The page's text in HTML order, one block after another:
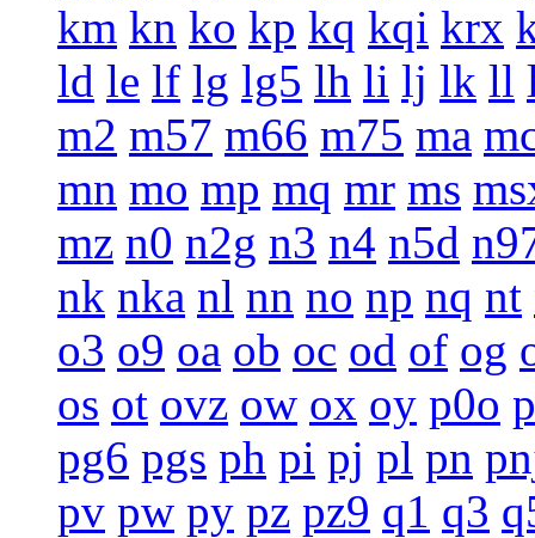
km kn ko kp kq kqi krx
ld le lf lg lg5 lh li lj lk ll
m2 m57 m66 m75 ma
mn mo mp mq mr ms
mz n0 n2g n3 n4 n5d
nk nka nl nn no np nq nt
o3 o9 oa ob oc od of og
os ot ovz ow ox oy p0o
pg6 pgs ph pi pj pl pn
pv pw py pz pz9 q1 q3